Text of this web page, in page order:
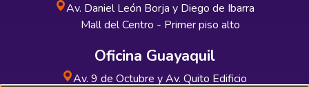
Av. Daniel León Borja y Diego de Ibarra
Mall del Centro - Primer piso alto
Oficina Guayaquil
Av. 9 de Octubre y Av. Quito Edificio